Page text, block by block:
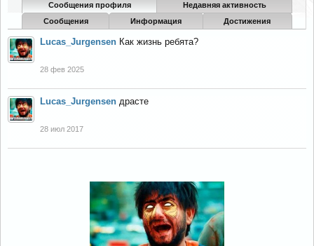
Сообщения профиля
Недавняя активность
Сообщения
Информация Достижения
Lucas_Jurgensen Как жизнь ребята?
28 фев 2025
Lucas_Jurgensen драсте
28 июл 2017